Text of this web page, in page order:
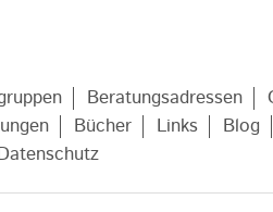
Beratungsadressen
Bücher Links Blog